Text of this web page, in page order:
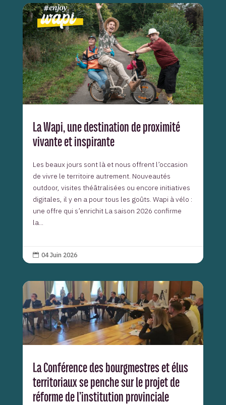
La Wapi, une destination de proximité
vivante et inspirante
Les beaux jours sont là et nous offrent l’occasion
de vivre le territoire autrement. Nouveautés
outdoor, visites théâtralisées ou encore initiatives
digitales, il y en a pour tous les goûts. Wapi à vélo :
une offre qui s’enrichit La saison 2026 confirme
la...
 04 Juin 2026
La Conférence des bourgmestres et élus
territoriaux se penche sur le projet de
réforme de l’institution provinciale